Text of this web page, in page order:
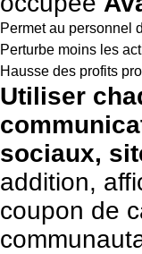
Permet au personnel
Perturbe moins les
Hausse des profits
Utiliser
sociaux,
addition,
coupon de